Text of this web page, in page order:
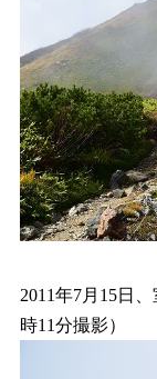
2011年7月15日
時11分撮影）